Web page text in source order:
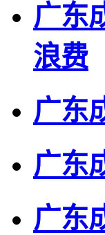
广东
浪费
广东
广东
广东